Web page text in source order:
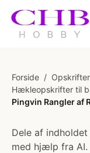
Forside / Opskrifter
Hækleopskrifter til
Pingvin Rangler af
Dele af
med hjælp fra AI.